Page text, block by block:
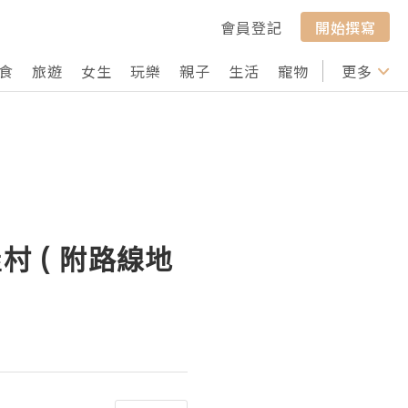
會員登記
開始撰寫
旅遊 女生 玩樂 親子 生活 寵物 行山 打卡
更多
( 附路線地